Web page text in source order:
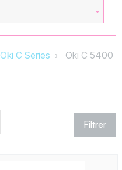
Oki C Series Oki C 5400
Filtrer